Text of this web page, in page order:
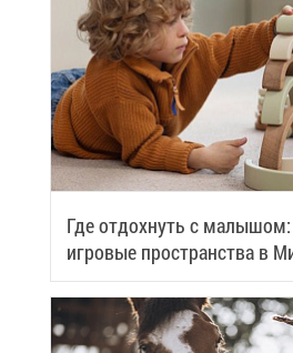
Где от­дох­нуть с
иг­ро­вые про­стран­ства в